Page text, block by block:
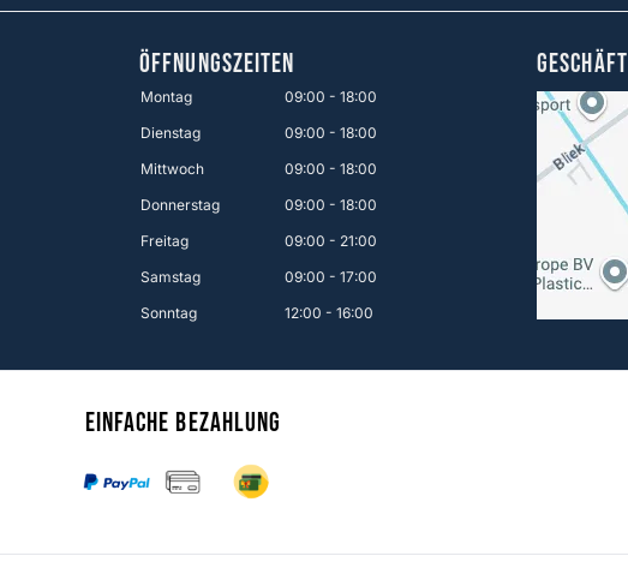
ÖFFNUNGSZEITEN
Montag
09:00 - 18:00
Dienstag
09:00 - 18:00
Mittwoch
09:00 - 18:00
Donnerstag
09:00 - 18:00
Freitag
09:00 - 21:00
Samstag
09:00 - 17:00
Sonntag
12:00 - 16:00
GESCHÄFT
Einfache Bezahlung